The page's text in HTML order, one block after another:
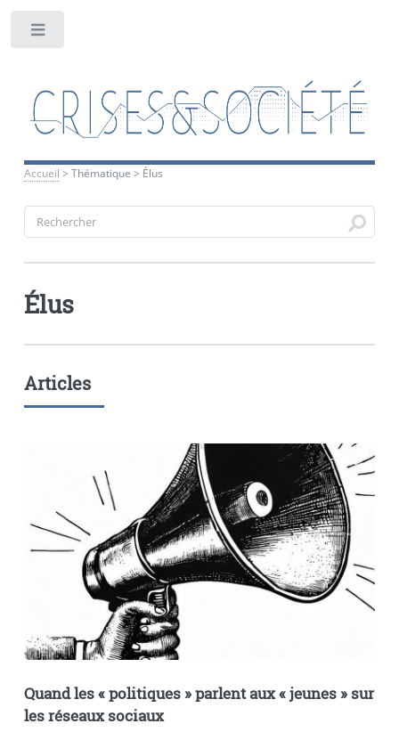
Accueil > Thématique > Élus
Élus
Articles
Quand les «politiques» parlent aux «jeunes» sur
les réseaux sociaux